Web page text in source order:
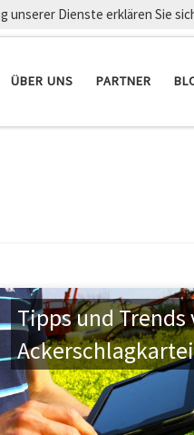
ÜBER UNS PARTNER
Tipps und Trends
Dienste erklären Sie